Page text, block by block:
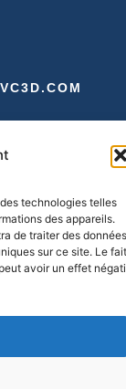
technologies telles
des appareils.
de traiter des données
sur ce site. Le fait
avoir un effet
et Livraison